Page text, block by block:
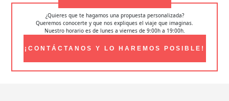
¿Quieres que te hagamos una propuesta personalizada?
Queremos conocerte y que nos expliques el viaje que imaginas.
Nuestro horario es de lunes a viernes de 9:00h a 19:00h.
¡CONTÁCTANOS Y LO HAREMOS POSIBLE!